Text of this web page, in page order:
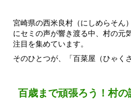
宮崎県の西米良村（にしめらそん
にセミの声が響き渡る中、村の元
注目を集めています。
そのひとつが、「百菜屋（ひゃく
百歳まで頑張ろう！村の